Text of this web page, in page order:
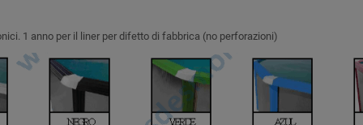
1 anno per il liner per difetto di fabbrica (no perforazioni)